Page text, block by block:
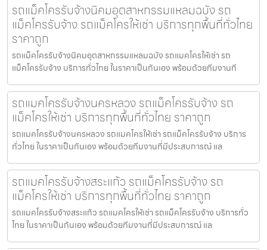
รถแม็คโครรับจ้างนิคมอุตสาหกรรมแหลมฉบัง รถ
แม็คโครรับจ้าง รถแม็คโครให้เช่า บริการทุกพื้นที่ทั่วไทย
ราคาถูก
รถแม็คโครรับจ้างนิคมอุตสาหกรรมแหลมฉบัง รถแมคโครให้เช่า รถ
แม็คโครรับจ้าง บริการทั่วไทย ในราคาเป็นกันเอง พร้อมด้วยทีมงานที
รถแมคโครรับจ้างนครหลวง รถแม็คโครรับจ้าง รถ
แม็คโครให้เช่า บริการทุกพื้นที่ทั่วไทย ราคาถูก
รถแมคโครรับจ้างนครหลวง รถแมคโครให้เช่า รถแม็คโครรับจ้าง บริการ
ทั่วไทย ในราคาเป็นกันเอง พร้อมด้วยทีมงานที่มีประสบการณ์ แล
รถแมคโครรับจ้างสระแก้ว รถแม็คโครรับจ้าง รถ
แม็คโครให้เช่า บริการทุกพื้นที่ทั่วไทย ราคาถูก
รถแมคโครรับจ้างสระแก้ว รถแมคโครให้เช่า รถแม็คโครรับจ้าง บริการทั่ว
ไทย ในราคาเป็นกันเอง พร้อมด้วยทีมงานที่มีประสบการณ์ แล